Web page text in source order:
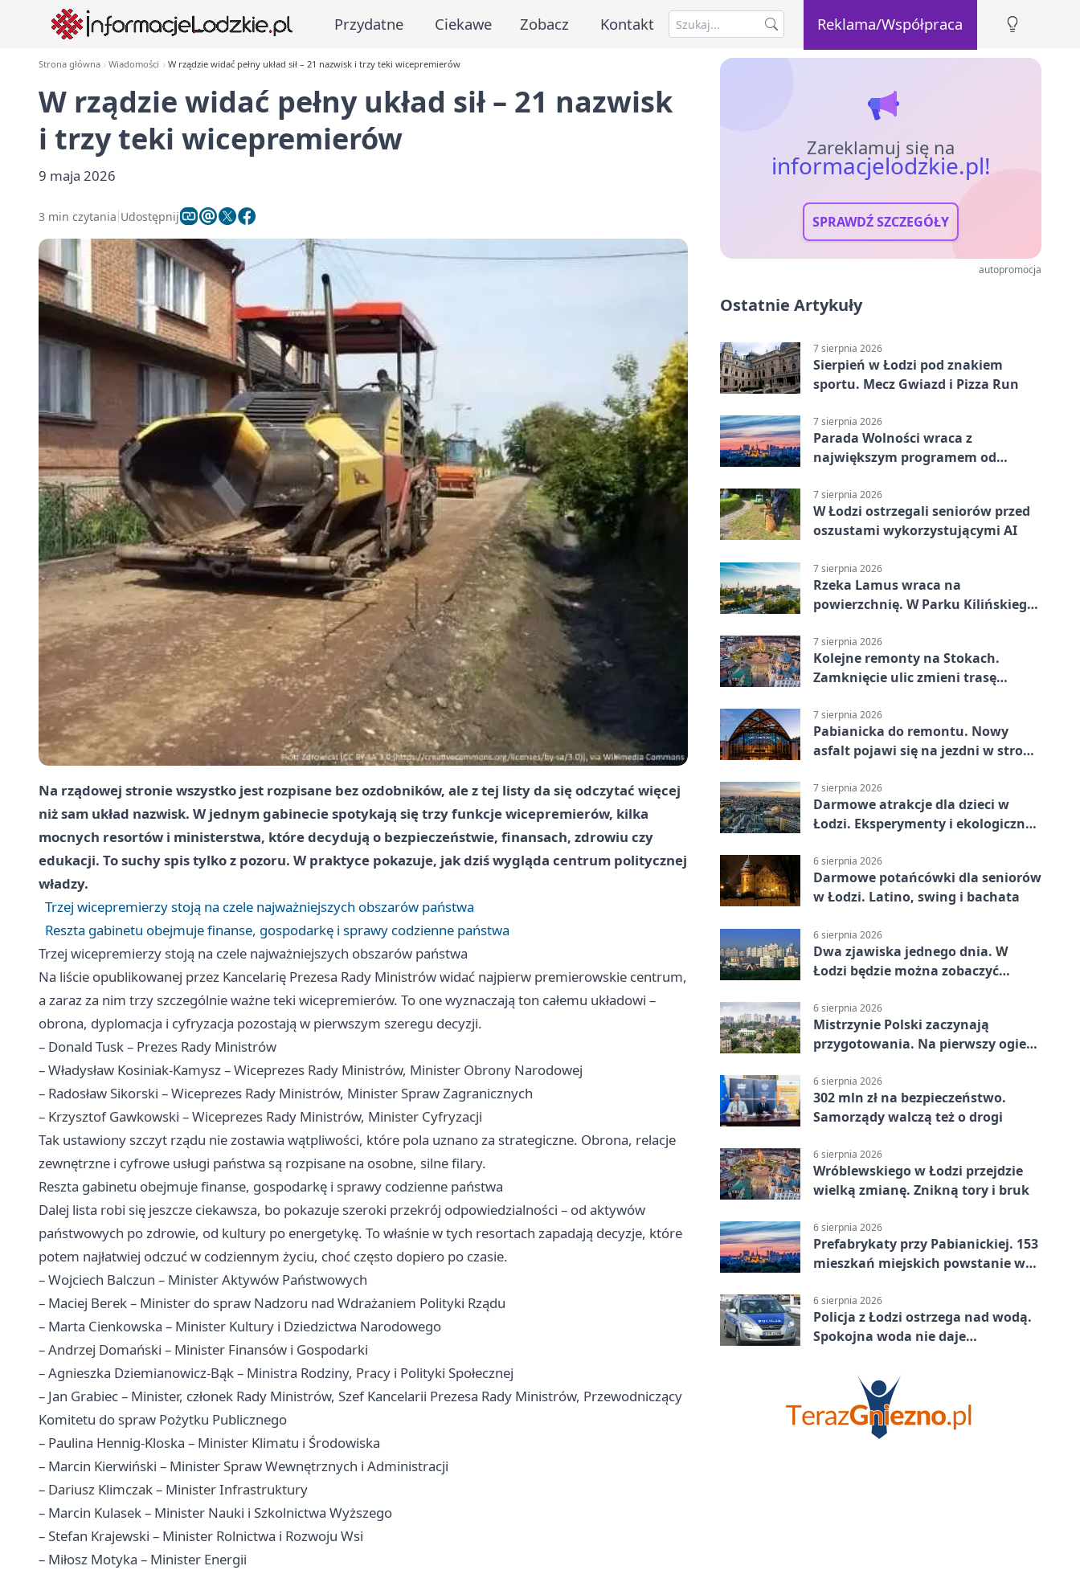
Przydatne Ciekawe Zobacz Kontakt Reklama/Współpraca
Strona główna Wiadomości W rządzie widać pełny układ sił – 21 nazwisk i trzy teki wicepremierów
W rządzie widać pełny układ sił – 21 nazwisk
i trzy teki wicepremierów
9 maja 2026
3 min czytania Udostępnij
Na rządowej stronie wszystko jest rozpisane bez ozdobników, ale z tej listy da się odczytać więcej
niż sam układ nazwisk. W jednym gabinecie spotykają się trzy funkcje wicepremierów, kilka
mocnych resortów i ministerstwa, które decydują o bezpieczeństwie, finansach, zdrowiu czy
edukacji. To suchy spis tylko z pozoru. W praktyce pokazuje, jak dziś wygląda centrum politycznej
władzy.
Trzej wicepremierzy stoją na czele najważniejszych obszarów państwa
Reszta gabinetu obejmuje finanse, gospodarkę i sprawy codzienne państwa
Trzej wicepremierzy stoją na czele najważniejszych obszarów państwa
Na liście opublikowanej przez Kancelarię Prezesa Rady Ministrów widać najpierw premierowskie centrum,
a zaraz za nim trzy szczególnie ważne teki wicepremierów. To one wyznaczają ton całemu układowi –
obrona, dyplomacja i cyfryzacja pozostają w pierwszym szeregu decyzji.
– Donald Tusk – Prezes Rady Ministrów
– Władysław Kosiniak-Kamysz – Wiceprezes Rady Ministrów, Minister Obrony Narodowej
– Radosław Sikorski – Wiceprezes Rady Ministrów, Minister Spraw Zagranicznych
– Krzysztof Gawkowski – Wiceprezes Rady Ministrów, Minister Cyfryzacji
Tak ustawiony szczyt rządu nie zostawia wątpliwości, które pola uznano za strategiczne. Obrona, relacje
zewnętrzne i cyfrowe usługi państwa są rozpisane na osobne, silne filary.
Reszta gabinetu obejmuje finanse, gospodarkę i sprawy codzienne państwa
Dalej lista robi się jeszcze ciekawsza, bo pokazuje szeroki przekrój odpowiedzialności – od aktywów
państwowych po zdrowie, od kultury po energetykę. To właśnie w tych resortach zapadają decyzje, które
potem najłatwiej odczuć w codziennym życiu, choć często dopiero po czasie.
– Wojciech Balczun – Minister Aktywów Państwowych
– Maciej Berek – Minister do spraw Nadzoru nad Wdrażaniem Polityki Rządu
– Marta Cienkowska – Minister Kultury i Dziedzictwa Narodowego
– Andrzej Domański – Minister Finansów i Gospodarki
– Agnieszka Dziemianowicz-Bąk – Ministra Rodziny, Pracy i Polityki Społecznej
– Jan Grabiec – Minister, członek Rady Ministrów, Szef Kancelarii Prezesa Rady Ministrów, Przewodniczący
Komitetu do spraw Pożytku Publicznego
– Paulina Hennig-Kloska – Minister Klimatu i Środowiska
– Marcin Kierwiński – Minister Spraw Wewnętrznych i Administracji
– Dariusz Klimczak – Minister Infrastruktury
– Marcin Kulasek – Minister Nauki i Szkolnictwa Wyższego
– Stefan Krajewski – Minister Rolnictwa i Rozwoju Wsi
– Miłosz Motyka – Minister Energii
Zareklamuj się na
informacjelodzkie.pl!
SPRAWDŹ SZCZEGÓŁY
autopromocja
Ostatnie Artykuły
7 sierpnia 2026
Sierpień w Łodzi pod znakiem
sportu. Mecz Gwiazd i Pizza Run
7 sierpnia 2026
Parada Wolności wraca z
największym programem od
platform
7 sierpnia 2026
W Łodzi ostrzegali seniorów przed
oszustami wykorzystującymi AI
7 sierpnia 2026
Rzeka Lamus wraca na
powierzchnię. W Parku Kilińskiego
7 sierpnia 2026
Kolejne remonty na Stokach.
Zamknięcie ulic zmieni trasę
7 sierpnia 2026
Pabianicka do remontu. Nowy
asfalt pojawi się na jezdni w stronę
7 sierpnia 2026
Darmowe atrakcje dla dzieci w
Łodzi. Eksperymenty i ekologiczny
6 sierpnia 2026
Darmowe potańcówki dla seniorów
w Łodzi. Latino, swing i bachata
6 sierpnia 2026
Dwa zjawiska jednego dnia. W
Łodzi będzie można zobaczyć
6 sierpnia 2026
Mistrzynie Polski zaczynają
przygotowania. Na pierwszy ogień
6 sierpnia 2026
302 mln zł na bezpieczeństwo.
Samorządy walczą też o drogi
6 sierpnia 2026
Wróblewskiego w Łodzi przejdzie
wielką zmianę. Znikną tory i bruk
6 sierpnia 2026
Prefabrykaty przy Pabianickiej. 153
mieszkań miejskich powstanie w
6 sierpnia 2026
Policja z Łodzi ostrzega nad wodą.
Spokojna woda nie daje